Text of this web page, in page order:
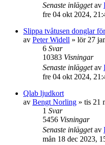
Senaste inläggetav
fre 04 okt 2024,
Slippa tvåtusen donglar
av Peter Widell » lör 27
6 Svar
10383 Visningar
Senaste inläggetav
fre 04 okt 2024,
Qlab ljudkort
av Bengt Norling » tis 21
1 Svar
5456 Visningar
Senaste inläggetav
mån 18 dec 2023,